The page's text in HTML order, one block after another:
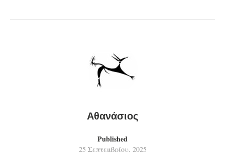
Αθανάσιος
Published
25 Σεπτεμβρίου, 2025